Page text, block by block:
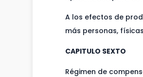
A los efectos de
más personas,
CAPITULO SEXTO
Régimen de